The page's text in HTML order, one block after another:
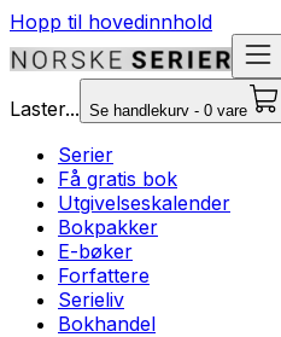
Hopp til hovedinnhold
Laster... Se handlekurv - 0 vare
Serier
Få gratis bok
Utgivelseskalender
Bokpakker
E-bøker
Forfattere
Serieliv
Bokhandel